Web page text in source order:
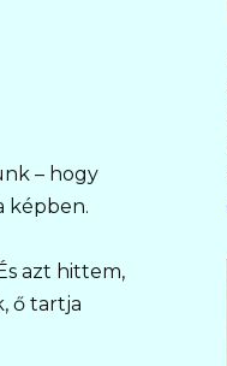
– hogy
képben.
azt hittem,
ő tartja